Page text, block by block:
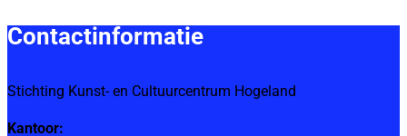
Contactinformatie
Stichting Kunst- en Cultuurcentrum Hogeland
Kantoor: